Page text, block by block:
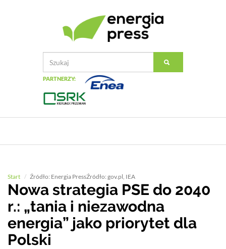
PARTNERZY:
Start Źródło: Energia PressŹródło: gov.pl, IEA
Nowa strategia PSE do 2040
r.: „tania i niezawodna
energia” jako priorytet dla
Polski